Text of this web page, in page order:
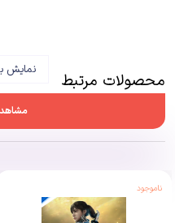
شکنان، ادوارد کنوی، یک کاپیتان
خود جلب می کند، اما عطش او
شد. دیگر نه. در این روز مردم پاریس
نمایش محصولات مرتبط
ناموجود